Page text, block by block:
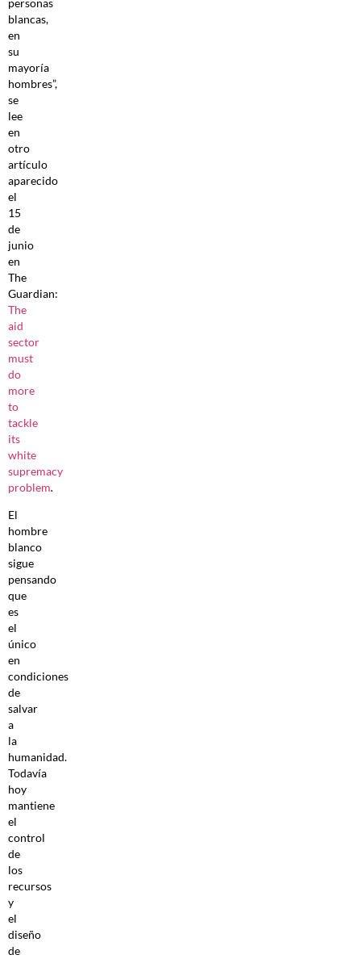
personas
blancas,
en
su
mayoría
hombres”,
se
lee
en
otro
artículo
aparecido
el
15
de
junio
en
The
Guardian:
The
aid
sector
must
do
more
to
tackle
its
white
supremacy
problem.
El
hombre
blanco
sigue
pensando
que
es
el
único
en
condiciones
de
salvar
a
la
humanidad.
Todavía
hoy
mantiene
el
control
de
los
recursos
y
el
diseño
de